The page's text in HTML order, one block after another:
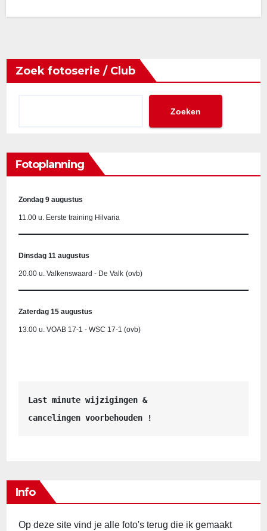
Zoek fotoserie / Club
Zoeken
Fotoplanning
Zondag 9 augustus
11.00 u. Eerste training Hilvaria
Dinsdag 11 augustus
20.00 u. Valkenswaard - De Valk (ovb)
Zaterdag 15 augustus
13.00 u. VOAB 17-1 - WSC 17-1 (ovb)
Last minute wijzigingen &
cancelingen voorbehouden !
Info
Op deze site vind je alle foto's terug die ik gemaakt